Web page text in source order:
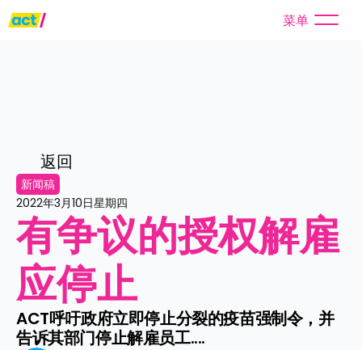
菜单
返回
新闻稿
2022年3月10日星期四
有争议的授权解雇
应停止
ACT呼吁政府立即停止分裂的疫苗强制令，并
告诉其部门停止解雇员工....